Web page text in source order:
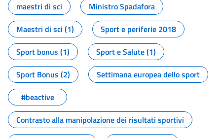
maestri di sci
Ministro Spadafora
Maestri di sci (1)
Sport e periferie 2018
Sport bonus (1)
Sport e Salute (1)
Sport Bonus (2)
Settimana europea dello sport
#beactive
Contrasto alla manipolazione dei risultati sportivi